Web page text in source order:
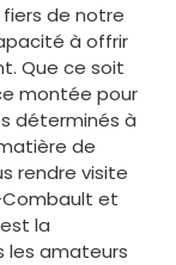
de notre
à offrir
Que ce soit
montée pour
déterminés à
de
rendre visite
Combault et
la
les amateurs